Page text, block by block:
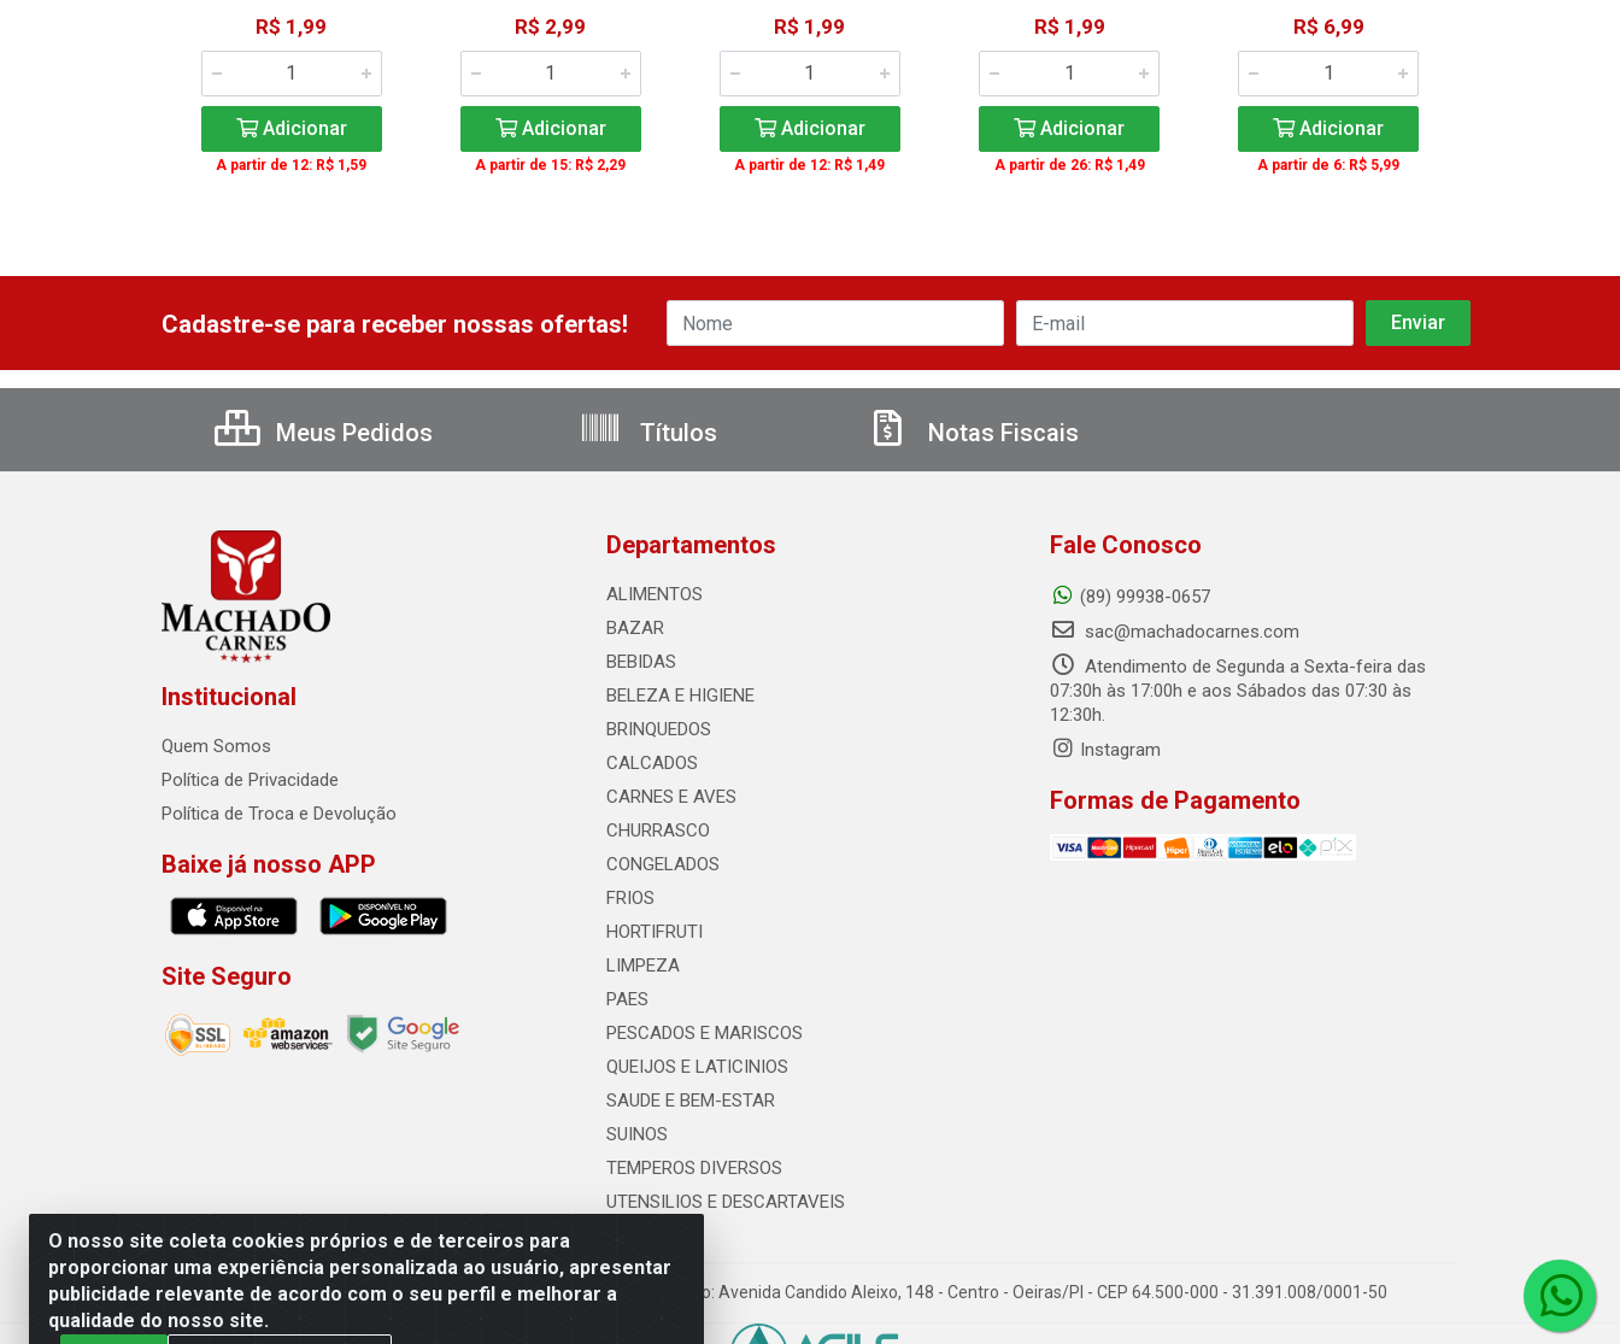
R$ 1,99
Adicionar
A partir de 12: R$ 1,59
R$ 2,99
Adicionar
A partir de 15: R$ 2,29
R$ 1,99
Adicionar
A partir de 12: R$ 1,49
R$ 1,99
Adicionar
A partir de 26: R$ 1,49
R$ 6,99
Adicionar
A partir de 6: R$ 5,99
O nosso site coleta cookies próprios e de terceiros para
proporcionar uma experiência personalizada ao usuário, apresentar
publicidade relevante de acordo com o seu perfil e melhorar a
qualidade do nosso site.
Cadastre-se para receber nossas ofertas!
Meus Pedidos Títulos Notas Fiscais
Institucional
Quem Somos
Política de Privacidade
Política de Troca e Devolução
Baixe já nosso APP
Site Seguro
Departamentos
ALIMENTOS
BAZAR
BEBIDAS
BELEZA E HIGIENE
BRINQUEDOS
CALCADOS
CARNES E AVES
CHURRASCO
CONGELADOS
FRIOS
HORTIFRUTI
LIMPEZA
PAES
PESCADOS E MARISCOS
QUEIJOS E LATICINIOS
SAUDE E BEM-ESTAR
SUINOS
TEMPEROS DIVERSOS
UTENSILIOS E DESCARTAVEIS
Fale Conosco
(89) 99938-0657
sac@machadocarnes.com
Atendimento de Segunda a Sexta-feira das
07:30h às 17:00h e aos Sábados das 07:30 às
12:30h.
Instagram
Formas de Pagamento
Machado Carnes Distribuidora de Alimentos LTDA - Logradouro: Avenida Candido Aleixo, 148 - Centro - Oeiras/PI - CEP 64.500-000 - 31.391.008/0001-50